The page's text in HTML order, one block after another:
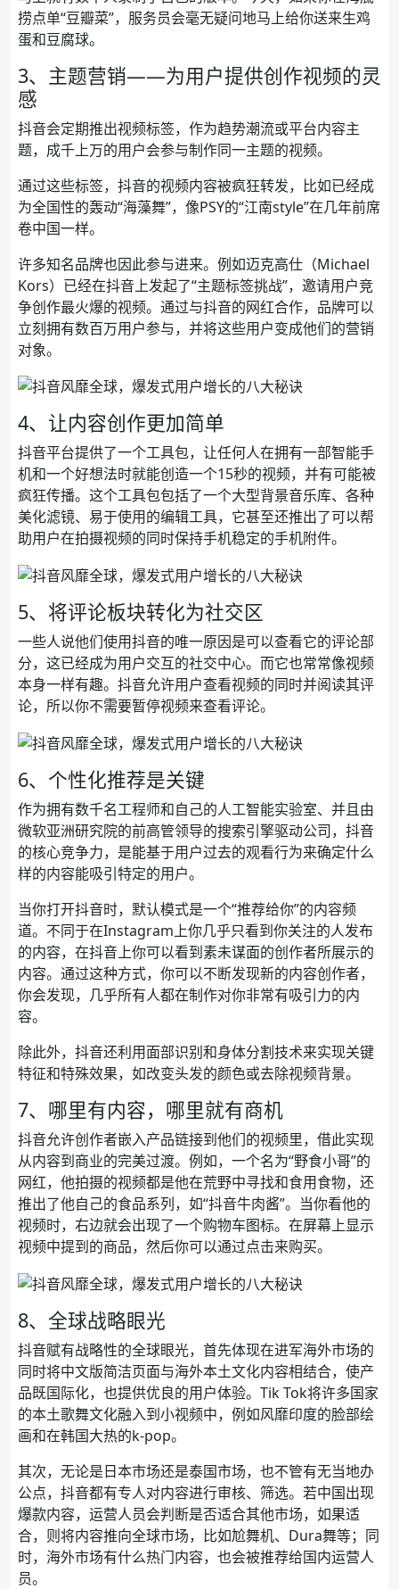
捞点单“豆瓣菜”，服务员会毫无疑问地马上给你送来生鸡
蛋和豆腐球。
3、主题营销——为用户提供创作视频的灵
感
抖音会定期推出视频标签，作为趋势潮流或平台内容主
题，成千上万的用户会参与制作同一主题的视频。
通过这些标签，抖音的视频内容被疯狂转发，比如已经成
为全国性的轰动“海藻舞”，像PSY的“江南style”在几年前席
卷中国一样。
许多知名品牌也因此参与进来。例如迈克高仕（Michael
Kors）已经在抖音上发起了“主题标签挑战”，邀请用户竞
争创作最火爆的视频。通过与抖音的网红合作，品牌可以
立刻拥有数百万用户参与，并将这些用户变成他们的营销
对象。
4、让内容创作更加简单
抖音平台提供了一个工具包，让任何人在拥有一部智能手
机和一个好想法时就能创造一个15秒的视频，并有可能被
疯狂传播。这个工具包包括了一个大型背景音乐库、各种
美化滤镜、易于使用的编辑工具，它甚至还推出了可以帮
助用户在拍摄视频的同时保持手机稳定的手机附件。
5、将评论板块转化为社交区
一些人说他们使用抖音的唯一原因是可以查看它的评论部
分，这已经成为用户交互的社交中心。而它也常常像视频
本身一样有趣。抖音允许用户查看视频的同时并阅读其评
论，所以你不需要暂停视频来查看评论。
6、个性化推荐是关键
作为拥有数千名工程师和自己的人工智能实验室、并且由
微软亚洲研究院的前高管领导的搜索引擎驱动公司，抖音
的核心竞争力，是能基于用户过去的观看行为来确定什么
样的内容能吸引特定的用户。
当你打开抖音时，默认模式是一个“推荐给你”的内容频
道。不同于在Instagram上你几乎只看到你关注的人发布
的内容，在抖音上你可以看到素未谋面的创作者所展示的
内容。通过这种方式，你可以不断发现新的内容创作者，
你会发现，几乎所有人都在制作对你非常有吸引力的内
容。
除此外，抖音还利用面部识别和身体分割技术来实现关键
特征和特殊效果，如改变头发的颜色或去除视频背景。
7、哪里有内容，哪里就有商机
抖音允许创作者嵌入产品链接到他们的视频里，借此实现
从内容到商业的完美过渡。例如，一个名为“野食小哥”的
网红，他拍摄的视频都是他在荒野中寻找和食用食物，还
推出了他自己的食品系列，如“抖音牛肉酱”。当你看他的
视频时，右边就会出现了一个购物车图标。在屏幕上显示
视频中提到的商品，然后你可以通过点击来购买。
8、全球战略眼光
抖音赋有战略性的全球眼光，首先体现在进军海外市场的
同时将中文版简洁页面与海外本土文化内容相结合，使产
品既国际化，也提供优良的用户体验。Tik Tok将许多国家
的本土歌舞文化融入到小视频中，例如风靡印度的脸部绘
画和在韩国大热的k-pop。
其次，无论是日本市场还是泰国市场，也不管有无当地办
公点，抖音都有专人对内容进行审核、筛选。若中国出现
爆款内容，运营人员会判断是否适合其他市场，如果适
合，则将内容推向全球市场，比如尬舞机、Dura舞等；同
时，海外市场有什么热门内容，也会被推荐给国内运营人
员。